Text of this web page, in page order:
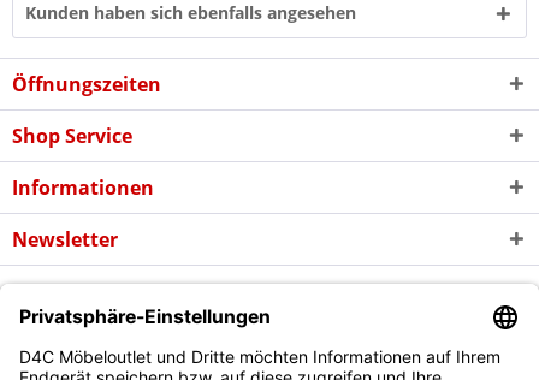
Kunden haben sich ebenfalls angesehen
Öffnungszeiten
Shop Service
Informationen
Newsletter
* Alle Preise inkl. gesetzl. Mehrwertsteuer zzgl. evtl.
und
ggf. Nachnahmegebühren, wenn nicht anders beschrieben
Copyright © d4c Möbel Outlet - Alle Rechte vorbehalten